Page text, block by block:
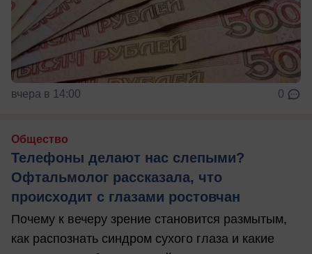
вчера в 14:00 0
Общество
Телефоны делают нас слепыми?
Офтальмолог рассказала, что
происходит с глазами ростовчан
Почему к вечеру зрение становится размытым,
как распознать синдром сухого глаза и какие